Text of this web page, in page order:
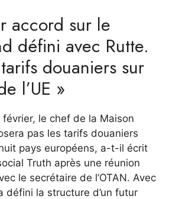
accord sur le
défini avec Rutte.
douaniers sur
l’UE »
le chef de la Maison
pas les tarifs douaniers
pays européens, a-t-il écrit
Truth après une réunion
le secrétaire de l’OTAN. Avec
défini la structure d’un futur